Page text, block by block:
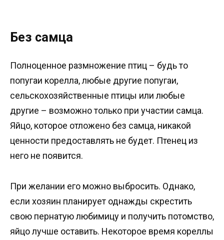
Без самца
Полноценное размножение птиц – будь то
попугаи корелла, любые другие попугаи,
сельскохозяйственные птицы или любые
другие – возможно только при участии самца.
Яйцо, которое отложено без самца, никакой
ценности предоставлять не будет. Птенец из
него не появится.
При желании его можно выбросить. Однако,
если хозяин планирует однажды скрестить
свою пернатую любимицу и получить потомство,
яйцо лучше оставить. Некоторое время кореллы